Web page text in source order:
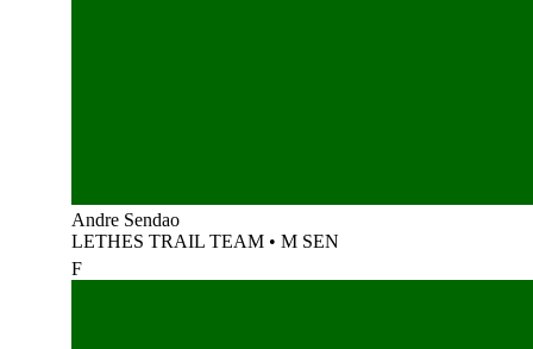
Andre Sendao
LETHES TRAIL TEAM • M SEN
F